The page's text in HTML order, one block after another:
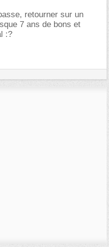
retourner sur un
7 ans de bons et
:?